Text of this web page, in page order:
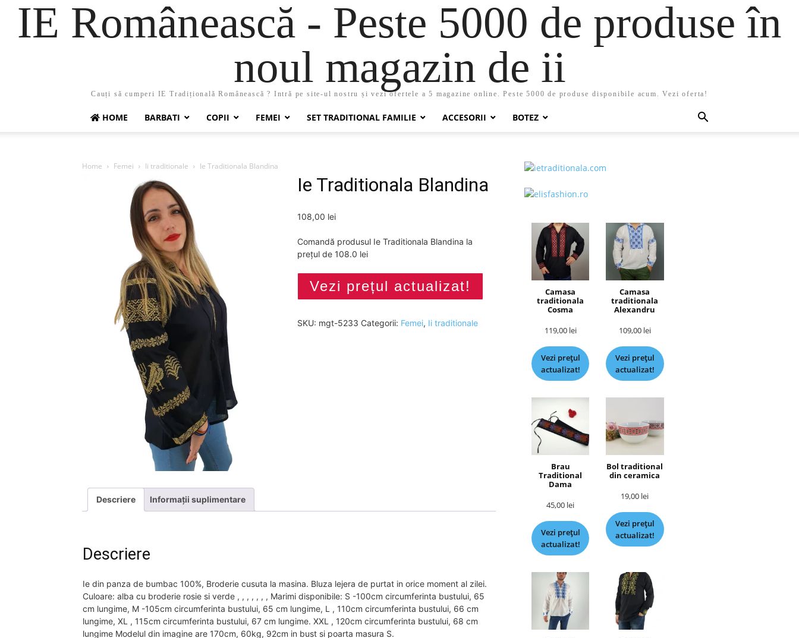
IE Românească - Peste 5000 de produse în
noul magazin de ii
Cauți să cumperi IE Tradițională Românească ? Intră pe site-ul nostru și vezi ofertele a 5 magazine online. Peste 5000 de produse disponibile acum. Vezi oferta!
HOME BARBATI COPII FEMEI SET TRADITIONAL FAMILIE ACCESORII BOTEZ
Home Femei Ii traditionale Ie Traditionala Blandina
Ie Traditionala Blandina
108,00 lei
Comandă produsul Ie Traditionala Blandina la
prețul de 108.0 lei
Vezi prețul actualizat!
SKU: mgt-5233 Categorii: Femei, Ii traditionale
Descriere Informații suplimentare
Descriere
Ie din panza de bumbac 100%, Broderie cusuta la masina. Bluza lejera de purtat in orice moment al zilei.
Culoare: alba cu broderie rosie si verde , , , , , , , Marimi disponibile: S -100cm circumferinta bustului, 65
cm lungime, M -105cm circumferinta bustului, 65 cm lungime, L , 110cm circumferinta bustului, 66 cm
lungime, XL , 115cm circumferinta bustului, 67 cm lungime. XXL , 120cm circumferinta bustului, 68 cm
lungime Modelul din imagine are 170cm, 60kg, 92cm in bust si poarta masura S.
Camasa
traditionala
Cosma
119,00 lei
Vezi prețul
actualizat!
Camasa
traditionala
Alexandru
109,00 lei
Vezi prețul
actualizat!
Brau
Traditional
Dama
45,00 lei
Vezi prețul
actualizat!
Bol traditional
din ceramica
19,00 lei
Vezi prețul
actualizat!